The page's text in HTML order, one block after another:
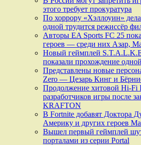
этого требует прокуратура
По хоррору «Хэллоуин»
одной трудится режиссёр
Авторы EA Sports FC 25
героев — среди них Азар,
Новый геймплей
показали прохождение
Представлены новые
Zero — Цезарь Кинг и
Продолжение хитовой Hi-
разработчиков игры после
KRAFTON
В Fortnite добавят Доктора
Америку и других героев
Вышел первый геймплей
порталами из серии Portal